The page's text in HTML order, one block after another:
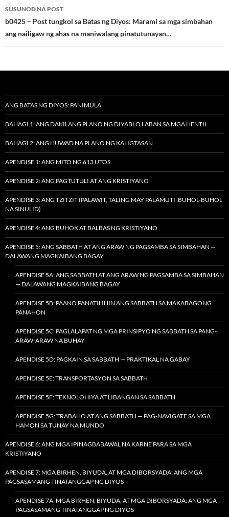
SUSUNOD NA POST
b0425 – Post tungkol sa Batas ng Diyos: Marami sa mga simbahan
ang nailigaw ng ahas na maniwalang pinatutunayan…
ANG BATAS NG DIYOS: PANIMULA
BAHAGI 1: ANG DAKILANG PLANO NG DIYABLO LABAN SA MGA HENTIL
BAHAGI 2: ANG HUWAD NA PLANO NG KALIGTASAN
APENDISE 1: ANG MITO NG 613 UTOS
APENDISE 2: ANG PAGTUTULI AT ANG KRISTIYANO
APENDISE 3: ANG TZITZIT (PALAWIT, TALING MAY PALAMUTI, BUHOL-BUHOL
NA SINULID)
APENDISE 4: ANG BUHOK AT BALBAS NG KRISTIYANO
APENDISE 5: ANG SABBATH AT ANG ARAW NG PAGSAMBA SA SIMBAHAN —
DALAWANG MAGKAIBANG BAGAY
APENDISE 5A: ANG SABBATH AT ANG ARAW NG PAGSAMBA SA SIMBAHAN
— DALAWANG MAGKAIBANG BAGAY
APENDISE 5B: PAANO PANATILIHIN ANG SABBATH SA MAKABAGONG
PANAHON
APENDISE 5C: PAGLALAPAT NG MGA PRINSIPYO NG SABBATH SA PANG-
ARAW-ARAW NA BUHAY
APENDISE 5D: PAGKAIN SA SABBATH — PRAKTIKAL NA GABAY
APENDISE 5E: TRANSPORTASYON SA SABBATH
APENDISE 5F: TEKNOLOHIYA AT LIBANGAN SA SABBATH
APENDISE 5G: TRABAHO AT ANG SABBATH — PAG-NAVIGATE SA MGA
HAMON SA TUNAY NA MUNDO
APENDISE 6: ANG MGA IPINAGBABAWAL NA KARNE PARA SA MGA
KRISTIYANO
APENDISE 7: MGA BIRHEN, BIYUDA, AT MGA DIBORSYADA: ANG MGA
PAGSASAMANG TINATANGGAP NG DIYOS
APENDISE 7A: MGA BIRHEN, BIYUDA, AT MGA DIBORSYADA: ANG MGA
PAGSASAMANG TINATANGGAP NG DIYOS